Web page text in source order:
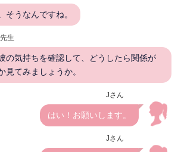
そうなんですね。
生
の気持ちを確認して、どうしたら関係が
見てみましょうか。
Jさん
はい！お願いします。
Jさん